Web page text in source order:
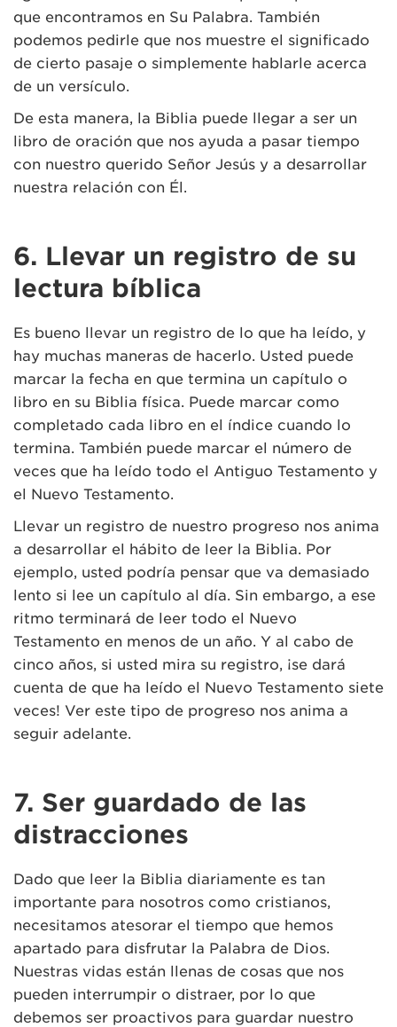
que encontramos en Su Palabra. También
podemos pedirle que nos muestre el significado
de cierto pasaje o simplemente hablarle acerca
de un versículo.
De esta manera, la Biblia puede llegar a ser un
libro de oración que nos ayuda a pasar tiempo
con nuestro querido Señor Jesús y a desarrollar
nuestra relación con Él.
6. Llevar un registro de su
lectura bíblica
Es bueno llevar un registro de lo que ha leído, y
hay muchas maneras de hacerlo. Usted puede
marcar la fecha en que termina un capítulo o
libro en su Biblia física. Puede marcar como
completado cada libro en el índice cuando lo
termina. También puede marcar el número de
veces que ha leído todo el Antiguo Testamento y
el Nuevo Testamento.
Llevar un registro de nuestro progreso nos anima
a desarrollar el hábito de leer la Biblia. Por
ejemplo, usted podría pensar que va demasiado
lento si lee un capítulo al día. Sin embargo, a ese
ritmo terminará de leer todo el Nuevo
Testamento en menos de un año. Y al cabo de
cinco años, si usted mira su registro, ¡se dará
cuenta de que ha leído el Nuevo Testamento siete
veces! Ver este tipo de progreso nos anima a
seguir adelante.
7. Ser guardado de las
distracciones
Dado que leer la Biblia diariamente es tan
importante para nosotros como cristianos,
necesitamos atesorar el tiempo que hemos
apartado para disfrutar la Palabra de Dios.
Nuestras vidas están llenas de cosas que nos
pueden interrumpir o distraer, por lo que
debemos ser proactivos para guardar nuestro